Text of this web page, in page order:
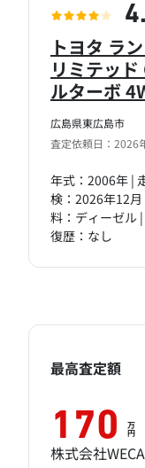
広島県東広島市
査定依頼日：2026
トヨタ ラ
リミテッ
ルターボ
年式：2006年 |
検：2026年12月
料：ディーゼル
復歴：なし
最高査定額
170 万
円
株式会社